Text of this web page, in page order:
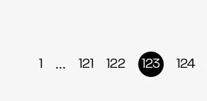
1 ... 121 122 123 124